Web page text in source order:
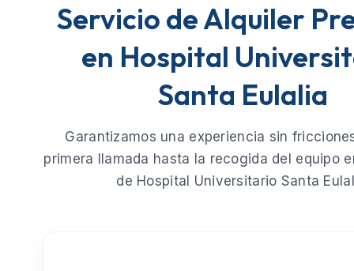
Servicio de Alquiler
en Hospital
Santa Eulalia
Garantizamos una experiencia sin
primera llamada hasta la recogida del equipo
de Hospital Universitario Santa